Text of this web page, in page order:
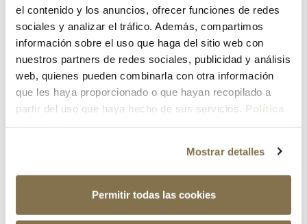
el contenido y los anuncios, ofrecer funciones de redes
sociales y analizar el tráfico. Además, compartimos
información sobre el uso que haga del sitio web con
nuestros partners de redes sociales, publicidad y análisis
web, quienes pueden combinarla con otra información
que les haya proporcionado o que hayan recopilado a
partir del uso que haya hecho de sus servicios. Política
Mostrar detalles
Permitir todas las cookies
¿Has olvidado tu contraseña?